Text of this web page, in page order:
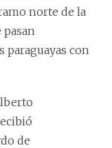
norte de la
paraguayas con
de